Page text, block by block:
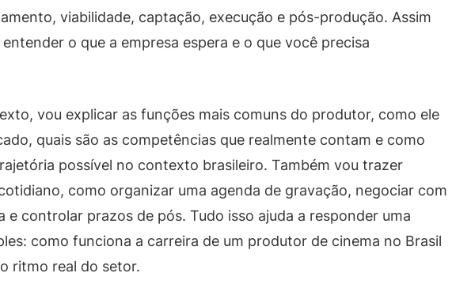
viabilidade, captação, execução e pós-produção. Assim
o que a empresa espera e o que você precisa
vou explicar as funções mais comuns do produtor, como ele
quais são as competências que realmente contam e como
possível no contexto brasileiro. Também vou trazer
como organizar uma agenda de gravação, negociar com
e controlar prazos de pós. Tudo isso ajuda a responder uma
como funciona a carreira de um produtor de cinema no Brasil
ritmo real do setor.